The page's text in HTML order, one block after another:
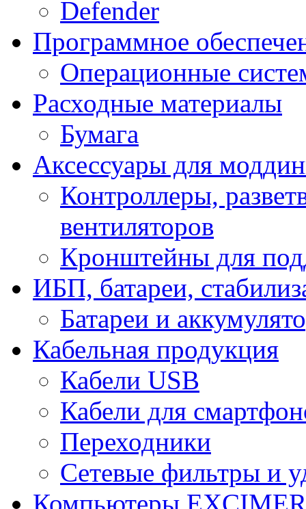
Defender
Программное
Операционные
Расходные материалы
Бумага
Аксессуары для
Контроллеры,
вентиляторов
Кронштейны для
ИБП, батареи,
Батареи и
Кабельная продукция
Кабели USB
Кабели для
Переходники
Сетевые фильтры и